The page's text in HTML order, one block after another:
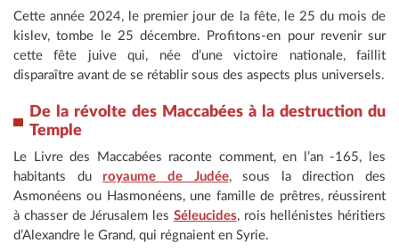
Cette année 2024, le premier jour de la fête, le 25 du mois de
kislev, tombe le 25 décembre. Profitons-en pour revenir sur
cette fête juive qui, née d’une victoire nationale, faillit
disparaître avant de se rétablir sous des aspects plus universels.
De la révolte des Maccabées à la destruction du
Temple
Le Livre des Maccabées raconte comment, en l’an -165, les
habitants du royaume de Judée, sous la direction des
Asmonéens ou Hasmonéens, une famille de prêtres, réussirent
à chasser de Jérusalem les Séleucides, rois hellénistes héritiers
d’Alexandre le Grand, qui régnaient en Syrie.